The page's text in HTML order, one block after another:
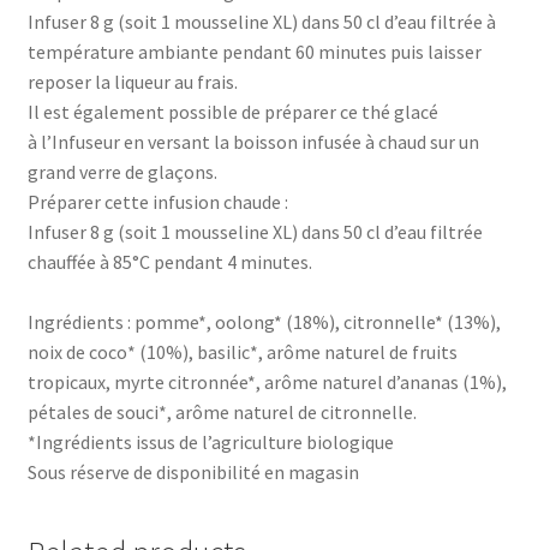
Infuser 8 g (soit 1 mousseline XL) dans 50 cl d’eau filtrée à
température ambiante pendant 60 minutes puis laisser
reposer la liqueur au frais.
Il est également possible de préparer ce thé glacé
à l’Infuseur en versant la boisson infusée à chaud sur un
grand verre de glaçons.
Préparer cette infusion chaude :
Infuser 8 g (soit 1 mousseline XL) dans 50 cl d’eau filtrée
chauffée à 85°C pendant 4 minutes.
Ingrédients : pomme*, oolong* (18%), citronnelle* (13%),
noix de coco* (10%), basilic*, arôme naturel de fruits
tropicaux, myrte citronnée*, arôme naturel d’ananas (1%),
pétales de souci*, arôme naturel de citronnelle.
*Ingrédients issus de l’agriculture biologique
Sous réserve de disponibilité en magasin